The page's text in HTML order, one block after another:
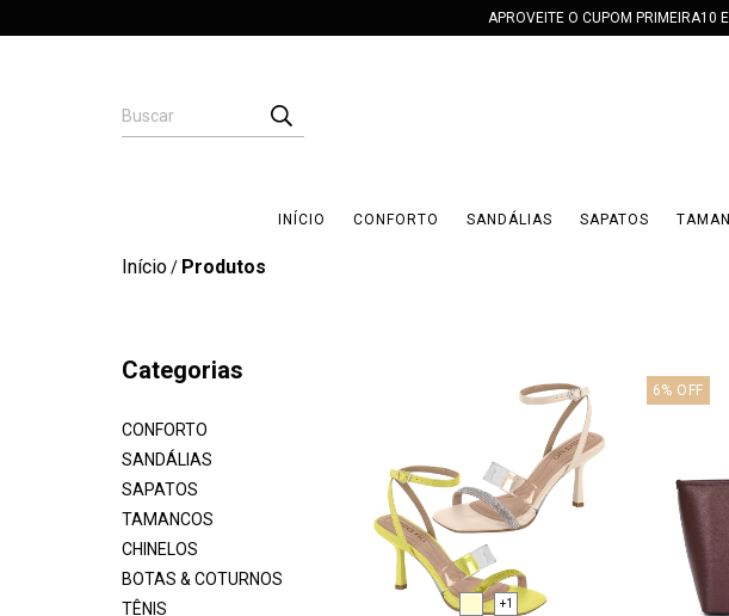
APROVEITE O CUPOM PRIMEIRA10
INÍCIO CONFORTO SANDÁLIAS SAPATOS
Início/ Produtos
Categorias
CONFORTO
SANDÁLIAS
SAPATOS
TAMANCOS
CHINELOS
BOTAS & COTURNOS
TÊNIS
+1
6% OFF